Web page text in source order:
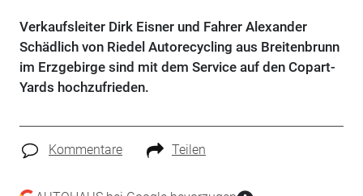
Verkaufsleiter Dirk Eisner und Fahrer Alexander
Schädlich von Riedel Autorecycling aus Breitenbrunn
im Erzgebirge sind mit dem Service auf den Copart-
Yards hochzufrieden.
Kommentare Teilen